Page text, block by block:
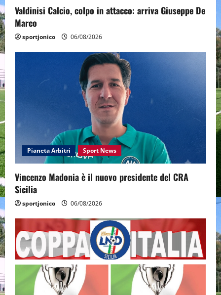
Valdinisi Calcio, colpo in attacco: arriva Giuseppe De
Marco
sportjonico 06/08/2026
Pianeta Arbitri Sport News
Vincenzo Madonia è il nuovo presidente del CRA
Sicilia
sportjonico 06/08/2026